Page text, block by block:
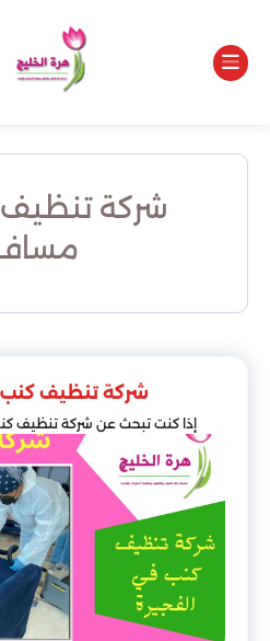
شركة
شركة تنظيف كنب
إذا كنت تبحث عن شركة تنظيف